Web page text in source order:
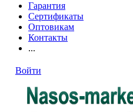
Гарантия
Сертификаты
Оптовикам
Контакты
...
Войти